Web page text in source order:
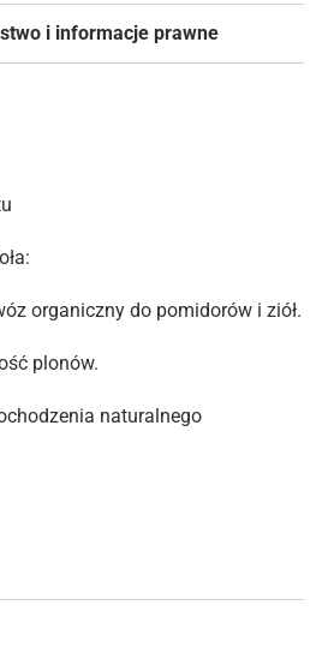
i informacje prawne
organiczny do pomidorów i ziół.
plonów.
naturalnego